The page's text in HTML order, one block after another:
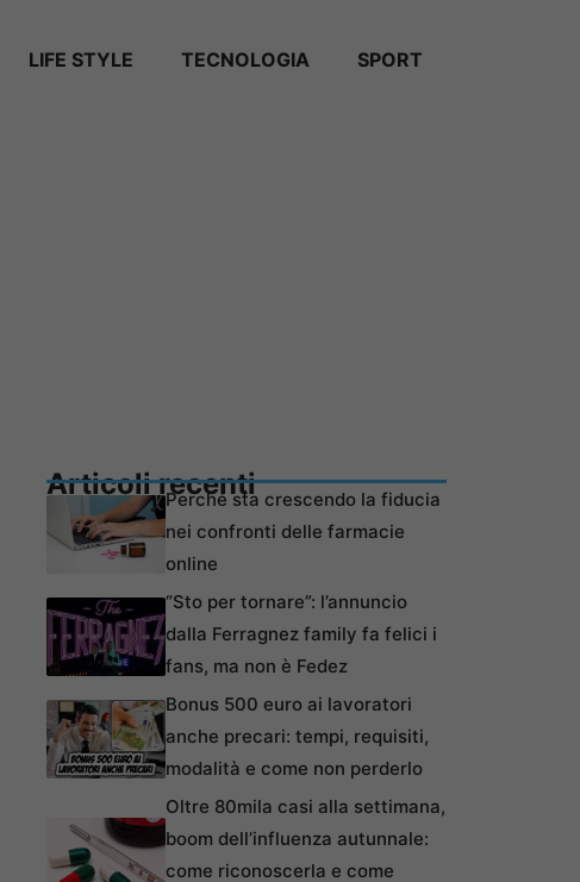
LIFE STYLE TECNOLOGIA SPORT
Articoli recentiPerché sta crescendo la fiducia
nei confronti delle farmacie
online
“Sto per tornare”: l’annuncio
dalla Ferragnez family fa felici i
fans, ma non è Fedez
Bonus 500 euro ai lavoratori
anche precari: tempi, requisiti,
modalità e come non perderlo
Oltre 80mila casi alla settimana,
boom dell’influenza autunnale:
come riconoscerla e come